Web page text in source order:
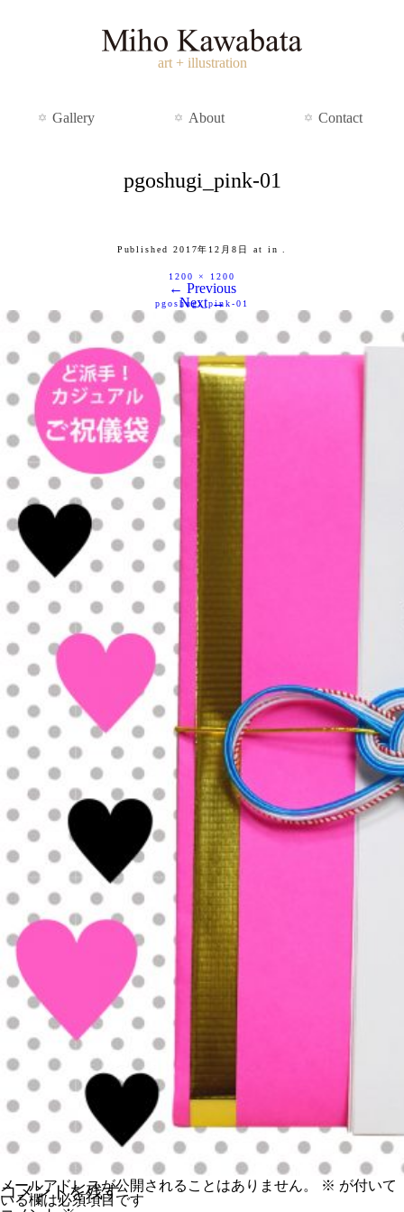
art + illustration
Gallery About Contact
pgoshugi_pink-01
Published 2017年12月8日 at
1200 × 1200
in
pgoshugi_pink-01
← Previous
Next →
コメントを残す
メールアドレスが公開されることはありません。 ※ が付いて
いる欄は必須項目です